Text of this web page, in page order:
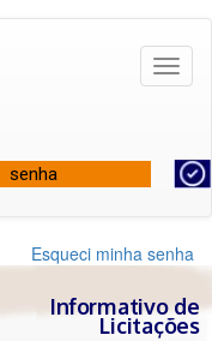
Esqueci minha senha
Informativo de
Licitações